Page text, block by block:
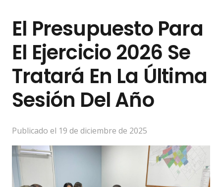
El Presupuesto Para
El Ejercicio 2026 Se
Tratará En La Última
Sesión Del Año
Publicado el 19 de diciembre de 2025